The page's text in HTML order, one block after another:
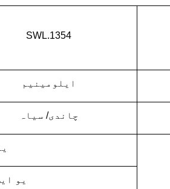
SWL.1354
ایلومینیم
چاندی/ سیاہ
یو